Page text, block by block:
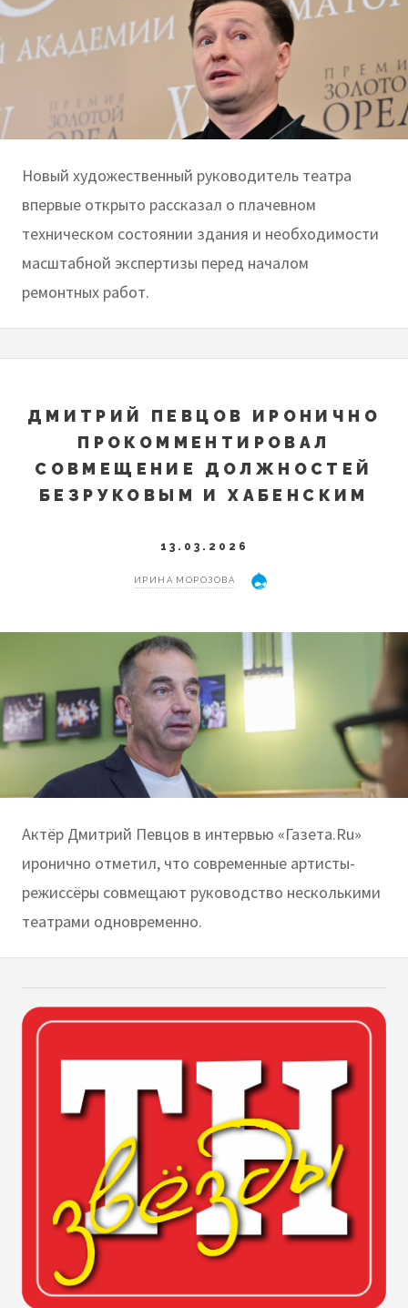
Новый художественный руководитель театра
впервые открыто рассказал о плачевном
техническом состоянии здания и необходимости
масштабной экспертизы перед началом
ремонтных работ.
ДМИТРИЙ ПЕВЦОВ ИРОНИЧНО
ПРОКОММЕНТИРОВАЛ
СОВМЕЩЕНИЕ ДОЛЖНОСТЕЙ
БЕЗРУКОВЫМ И ХАБЕНСКИМ
13.03.2026
ИРИНА МОРОЗОВА
Актёр Дмитрий Певцов в интервью «Газета.Ru»
иронично отметил, что современные артисты-
режиссёры совмещают руководство несколькими
театрами одновременно.